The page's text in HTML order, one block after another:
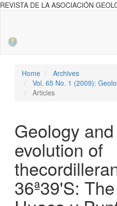
REVISTA DE LA ASOCIACIÓN
Sidebar
Home
Archives
Vol. 65 No. 1 (2009):
Articles
Geology
evolution of
36ª39'S: